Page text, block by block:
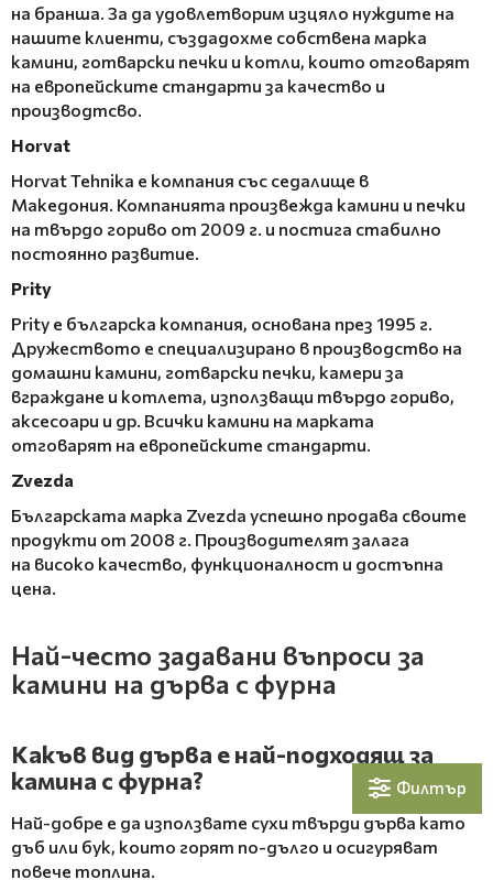
Филтър
на бранша. За да удовлетворим изцяло нуждите на
нашите клиенти, създадохме собствена марка
камини, готварски печки и котли, които отговарят
на европейските стандарти за качество и
производтсво.
Horvat
Horvat Tehnika е компания със седалище в
Македония. Компанията произвежда камини и печки
на твърдо гориво от 2009 г. и постига стабилно
постоянно развитие.
Prity
Prity е българска компания, основана през 1995 г.
Дружеството е специализирано в производство на
домашни камини, готварски печки, камери за
вграждане и котлета, използващи твърдо гориво,
аксесоари и др. Всички камини на марката
отговарят на европейските стандарти.
Zvezda
Българската марка Zvezda успешно продава своите
продукти от 2008 г. Производителят залага
на високо качество, функционалност и достъпна
цена.
Най-често задавани въпроси за
камини на дърва с фурна
Какъв вид дърва е най-подходящ за
камина с фурна?
Най-добре е да използвате сухи твърди дърва като
дъб или бук, които горят по-дълго и осигуряват
повече топлина.